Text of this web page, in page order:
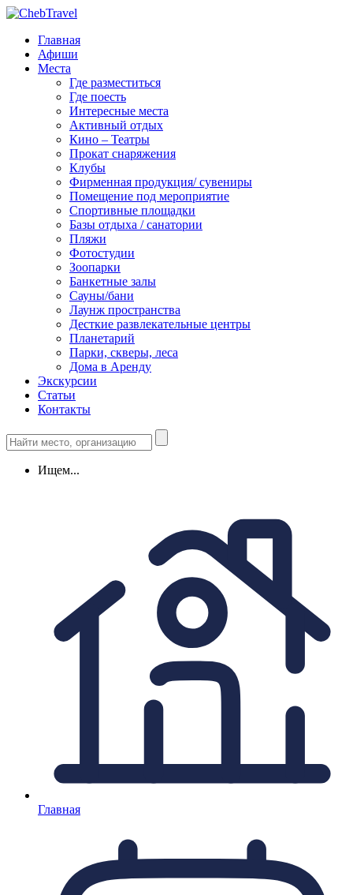
Главная
Афиши
Места
Где разместиться
Где поесть
Интересные места
Активный отдых
Кино – Театры
Прокат снаряжения
Клубы
Фирменная продукция/ сувениры
Помещение под мероприятие
Спортивные площадки
Базы отдыха / санатории
Пляжи
Фотостудии
Зоопарки
Банкетные залы
Сауны/бани
Лаунж пространства
Десткие развлекательные центры
Планетарий
Парки, скверы, леса
Дома в Аренду
Экскурсии
Статьи
Контакты
Ищем...
Главная